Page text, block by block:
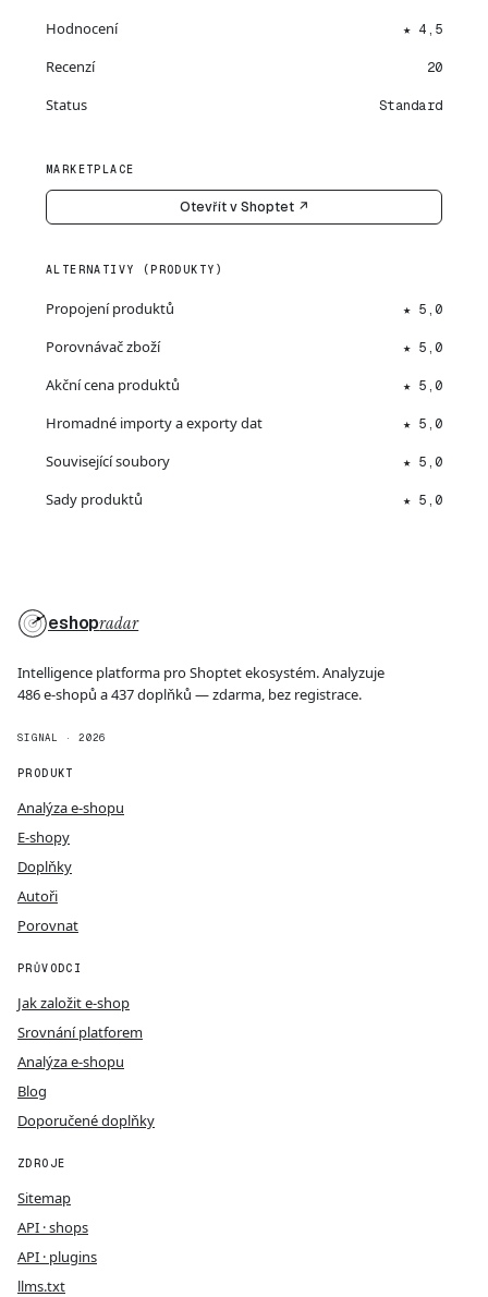
Hodnocení ★ 4,5
Recenzí 20
Status Standard
MARKETPLACE
Otevřít v Shoptet ↗
ALTERNATIVY (PRODUKTY)
Propojení produktů ★ 5,0
Porovnávač zboží ★ 5,0
Akční cena produktů ★ 5,0
Hromadné importy a exporty dat ★ 5,0
Související soubory ★ 5,0
Sady produktů ★ 5,0
eshopradar
Intelligence platforma pro Shoptet ekosystém. Analyzuje
486 e-shopů a 437 doplňků — zdarma, bez registrace.
SIGNAL · 2026
PRODUKT
Analýza e-shopu
E-shopy
Doplňky
Autoři
Porovnat
PRŮVODCI
Jak založit e-shop
Srovnání platforem
Analýza e-shopu
Blog
Doporučené doplňky
ZDROJE
Sitemap
API · shops
API · plugins
llms.txt